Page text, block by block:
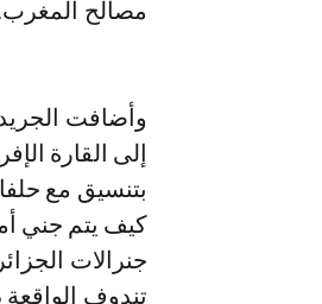
مصالح
وأضافت
إلى القارة
بتنسيق مع
كيف يتم جني
جنرالات
تندوف